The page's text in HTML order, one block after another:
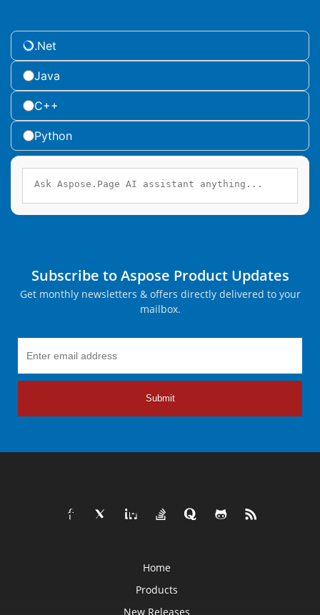
.Net
Java
C++
Python
Subscribe to Aspose Product Updates
Get monthly newsletters & offers directly delivered to your
mailbox.
Submit
Home
Products
New Releases